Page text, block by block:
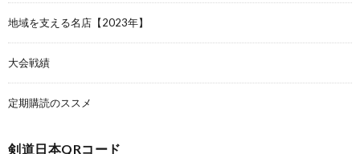
地域を支える名店【2023年】
大会戦績
定期購読のススメ
剣道日本QRコード